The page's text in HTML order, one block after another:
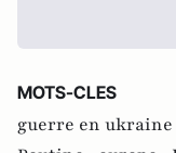
MOTS-CLES
guerre en ukraine